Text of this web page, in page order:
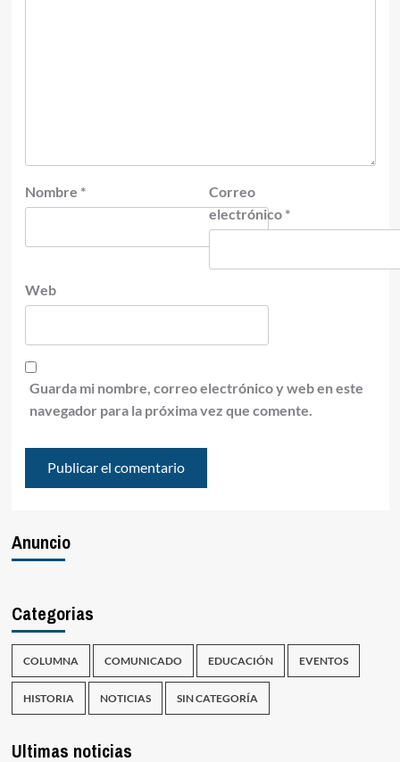
Nombre *
Correo
electrónico *
Web
Guarda mi nombre, correo electrónico y web en este
navegador para la próxima vez que comente.
Anuncio
Categorias
COLUMNA COMUNICADO EDUCACIÓN EVENTOS
HISTORIA NOTICIAS SIN CATEGORÍA
Ultimas noticias